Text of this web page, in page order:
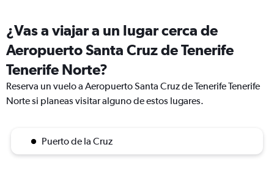
¿Vas a viajar a un lugar cerca de
Aeropuerto Santa Cruz de Tenerife
Tenerife Norte?
Reserva un vuelo a Aeropuerto Santa Cruz de Tenerife Tenerife
Norte si planeas visitar alguno de estos lugares.
Puerto de la Cruz